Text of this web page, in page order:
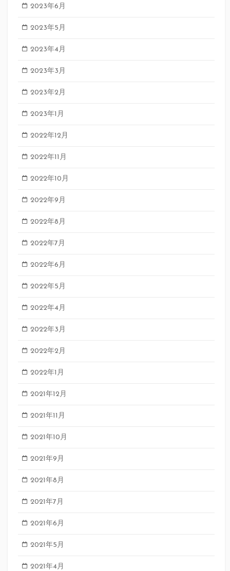
2023年6月
2023年5月
2023年4月
2023年3月
2023年2月
2023年1月
2022年12月
2022年11月
2022年10月
2022年9月
2022年8月
2022年7月
2022年6月
2022年5月
2022年4月
2022年3月
2022年2月
2022年1月
2021年12月
2021年11月
2021年10月
2021年9月
2021年8月
2021年7月
2021年6月
2021年5月
2021年4月